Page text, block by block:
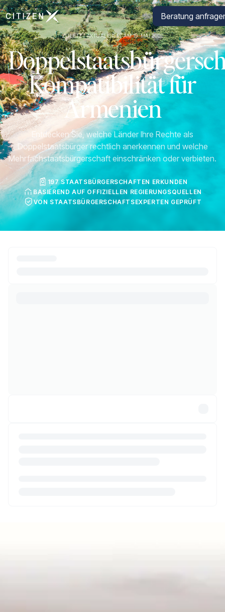
Zur Startseite von CitizenX Beratung
ZULETZT AKTUALISIERT AM 19. MAI 2026
Kompatibilität für
Armenien
Entdecken Sie, welche Länder Ihre Rechte als
Doppelstaatsbürger rechtlich anerkennen und welche
Mehrfachstaatsbürgerschaft einschränken oder verbieten.
197 STAATSBÜRGERSCHAFTEN ERKUNDEN
BASIEREND AUF OFFIZIELLEN REGIERUNGSQUELLEN
VON STAATSBÜRGERSCHAFTSEXPERTEN GEPRÜFT